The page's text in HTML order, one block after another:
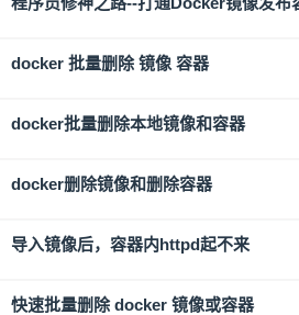
docker 批量删除 镜像 容器
docker批量删除本地镜像和容器
docker删除镜像和删除容器
导入镜像后，容器内httpd起不来
快速批量删除 docker 镜像或容器